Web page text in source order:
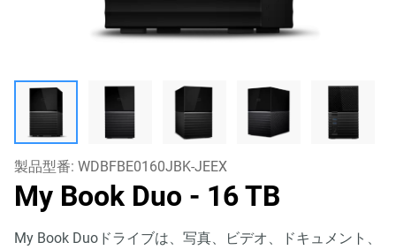
製品型番: WDBFBE0160JBK-JEEX
My Book Duo - 16 TB
My Book Duoドライブは、写真、ビデオ、ドキュメント、